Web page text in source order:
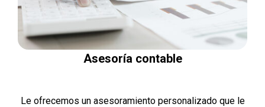
Asesoría contable
Le ofrecemos un asesoramiento personalizado que le